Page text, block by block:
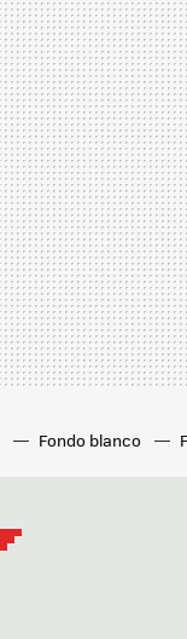
Fondo blanco